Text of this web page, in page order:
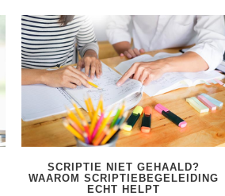
SCRIPTIE NIET GEHAALD?
WAAROM SCRIPTIEBEGELEIDING
ECHT HELPT